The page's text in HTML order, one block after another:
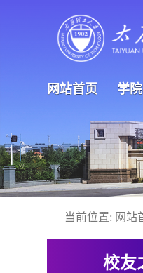
网站首页 学
当前位置: 网站
校友